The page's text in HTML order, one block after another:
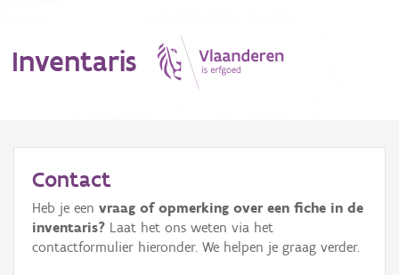
Inventaris
Erfgoedobject
Aanduidingsobject
Contact
Heb je een vraag of opmerking over een fiche in de
inventaris? Laat het ons weten via het
contactformulier hieronder. We helpen je graag verder.